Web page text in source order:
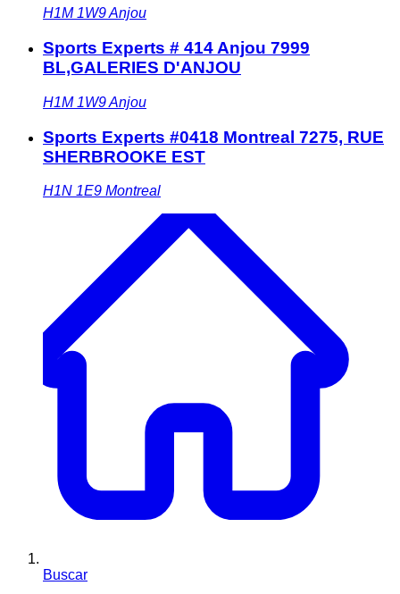
H1M 1W9Anjou
Sports Experts # 414 Anjou 7999
BL,GALERIES D'ANJOU
H1M 1W9Anjou
Sports Experts #0418 Montreal 7275, RUE
SHERBROOKE EST
H1N 1E9 Montreal
Buscar